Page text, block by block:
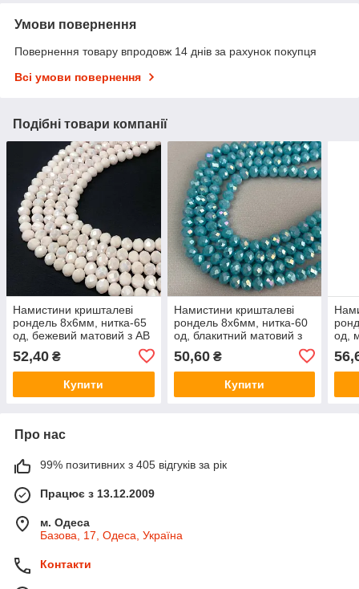
Умови повернення
Повернення товару впродовж 14 днів за рахунок покупця
Всі умови повернення
Подібні товари компанії
Намистини кришталеві
рондель 8х6мм, нитка-65
од, бежевий матовий з АВ
52,40 ₴
Купити
Намистини кришталеві
рондель 8х6мм, нитка-60
од, блакитний матовий з
50,60₴
Купити
од,
Про нас
99% позитивних з 405 відгуків за рік
Працює з 13.12.2009
м. Одеса
Базова, 17, Одеса, Україна
Контакти